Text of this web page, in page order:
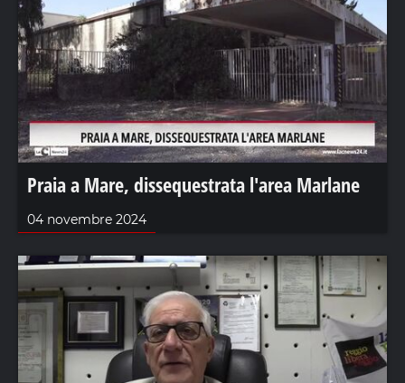
Praia a Mare, dissequestrata l'area Marlane
04 novembre 2024